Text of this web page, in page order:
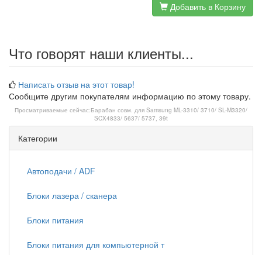
Добавить в Корзину
Что говорят наши клиенты...
Написать отзыв на этот товар!
Сообщите другим покупателям информацию по этому товару.
Просматриваемые сейчас:Барабан совм. для Samsung ML-3310/ 3710/ SL-M3320/
SCX4833/ 5637/ 5737, 39t
Категории
Автоподачи / ADF
Блоки лазера / сканера
Блоки питания
Блоки питания для компьютерной т